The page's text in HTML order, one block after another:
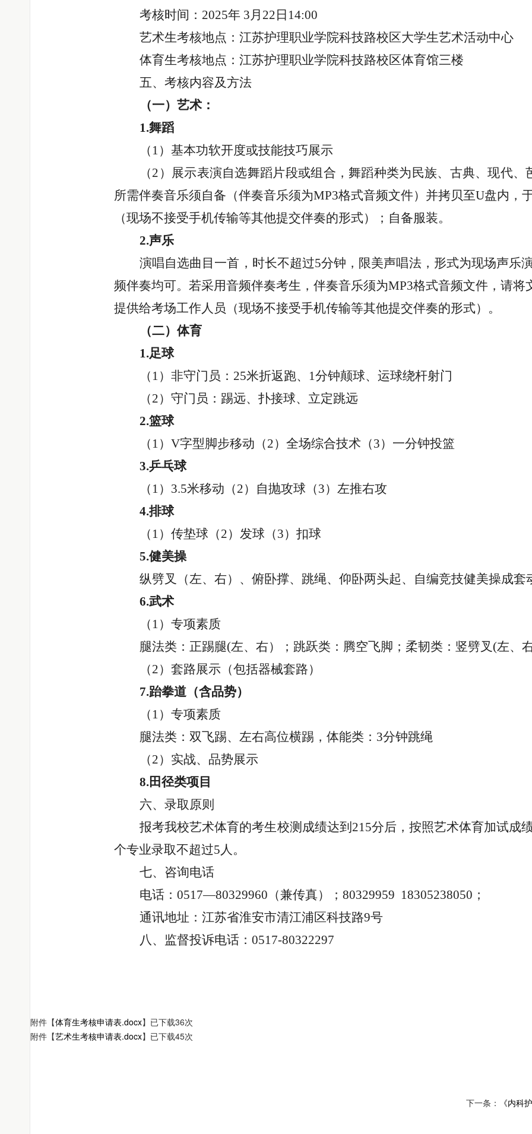
考核时间： 2025年 3月22日14:00
艺术生考核地点：江苏护理职业学院科技路校区大学生艺术活动中心
体育生考核地点：江苏护理职业学院科技路校区体育馆三楼
五、考核内容及方法
（一）艺术：
1.舞蹈
（ 1）基本功软开度或技能技巧展示
（2）展示表演自选舞蹈片段或组合，舞蹈种类为民族、古典、现代、
所需伴奏音乐须自备（伴奏音乐须为MP3格式音频文件）并拷贝至U盘内，
（现场不接受手机传输等其他提交伴奏的形式）；自备服装。
2.声乐
演唱自选曲目一首，时长不超过5分钟，限美声唱法，形式为现场声乐
频伴奏均可。若采用音频伴奏考生，伴奏音乐须为MP3格式音频文件，请将
提供给考场工作人员（现场不接受手机传输等其他提交伴奏的形式）。
（二）体育
1.足球
（ 1）非守门员：25米折返跑、1分钟颠球、运球绕杆射门
（2）守门员：踢远、扑接球、立定跳远
2.篮球
（ 1）V字型脚步移动（2）全场综合技术（3）一分钟投篮
3.乒乓球
（ 1）3.5米移动（2）自抛攻球（3）左推右攻
4.排球
（ 1）传垫球（2）发球（3）扣球
5.健美操
纵劈叉（左、右）、俯卧撑、跳绳、仰卧两头起、自编竞技健美操成套
6.武术
（ 1）专项素质
腿法类：正踢腿(左、右）；跳跃类：腾空飞脚；柔韧类：竖劈叉(左、
（2）套路展示（包括器械套路）
7.跆拳道（含品势）
（ 1）专项素质
腿法类：双飞踢、左右高位横踢，体能类： 3分钟跳绳
（2）实战、品势展示
8.田径类项目
六、录取原则
报考我校艺术体育的考生校测成绩达到 215分后，按照艺术体育加试成
个专业录取不超过5人。
七、咨询电话
电话： 0517—80329960（兼传真）；80329959 18305238050；
通讯地址：江苏省淮安市清江浦区科技路9号
八、监督投诉电话： 0517-80322297
附件【体育生考核申请表.docx】已下载36次
附件【艺术生考核申请表.docx】已下载45次
下一条： 《内科